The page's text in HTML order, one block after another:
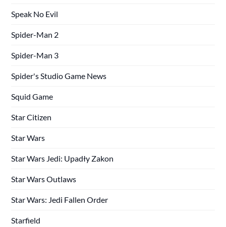
Speak No Evil
Spider-Man 2
Spider-Man 3
Spider's Studio Game News
Squid Game
Star Citizen
Star Wars
Star Wars Jedi: Upadły Zakon
Star Wars Outlaws
Star Wars: Jedi Fallen Order
Starfield